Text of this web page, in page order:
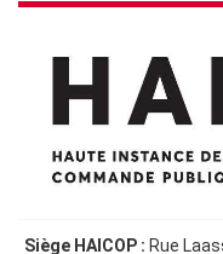
Siège HAICOP : Rue